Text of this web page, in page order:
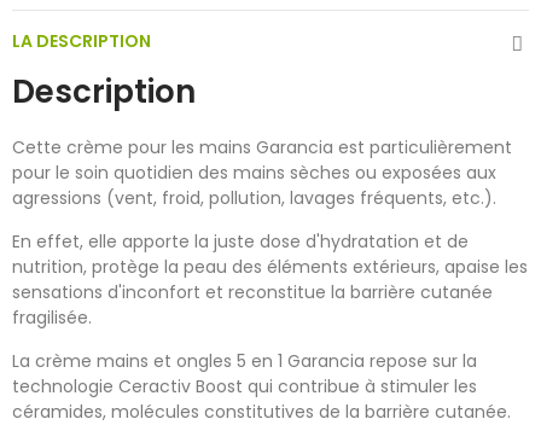
LA DESCRIPTION
Description
Cette crème pour les mains Garancia est particulièrement
pour le soin quotidien des mains sèches ou exposées aux
agressions (vent, froid, pollution, lavages fréquents, etc.).
En effet, elle apporte la juste dose d'hydratation et de
nutrition, protège la peau des éléments extérieurs, apaise les
sensations d'inconfort et reconstitue la barrière cutanée
fragilisée.
La crème mains et ongles 5 en 1 Garancia repose sur la
technologie Ceractiv Boost qui contribue à stimuler les
céramides, molécules constitutives de la barrière cutanée.